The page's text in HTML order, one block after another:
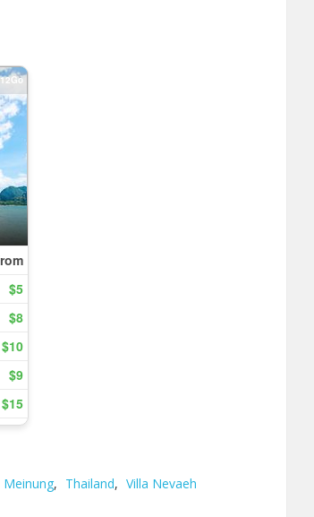
Meinung, Thailand, Villa Nevaeh